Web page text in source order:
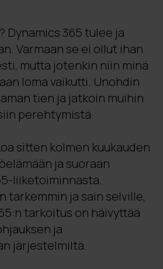
Dynamics 365 tulee ja
Varmaan se ei ollut ihan
mutta jotenkin niin minä
loma vaikutti. Unohdin
tien ja jatkoin muihin
perehtymistä.
sitten kolmen kuukauden
ja suoraan
liiketoiminnasta.
tarkemmin ja sain selville,
tarkoitus on häivyttää
ja
järjestelmiltä.